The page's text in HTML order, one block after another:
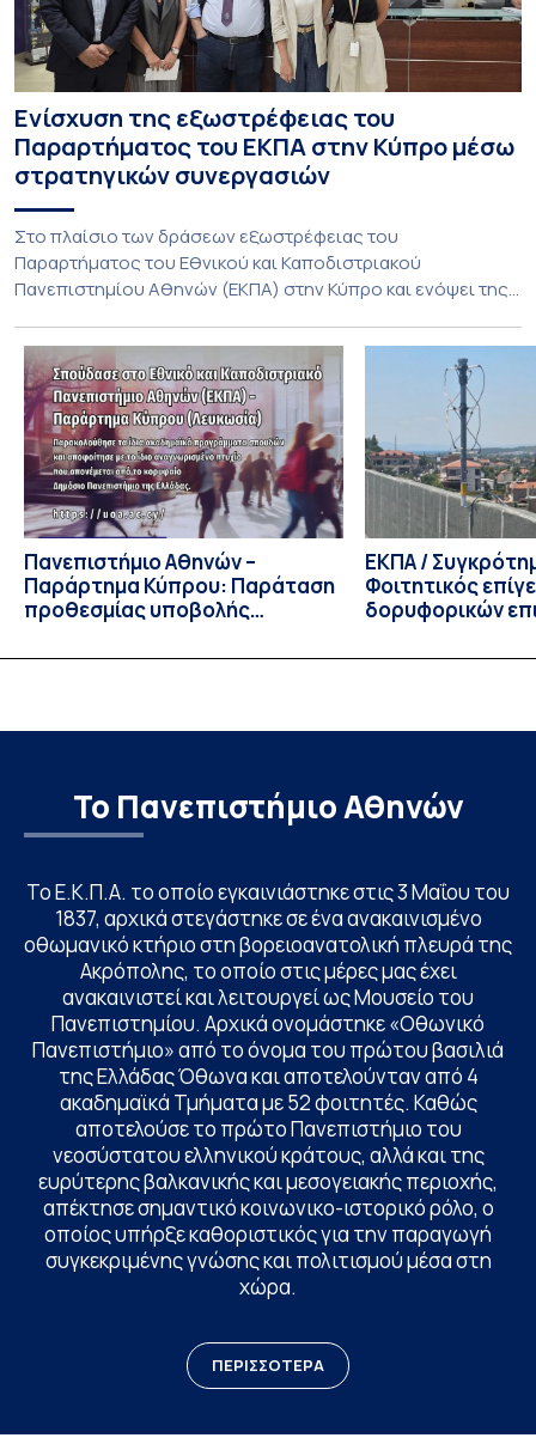
Ενίσχυση της εξωστρέφειας του
Παραρτήματος του ΕΚΠΑ στην Κύπρο μέσω
στρατηγικών συνεργασιών
Στο πλαίσιο των δράσεων εξωστρέφειας του
Παραρτήματος του Εθνικού και Καποδιστριακού
Πανεπιστημίου Αθηνών (ΕΚΠΑ) στην Κύπρο και ενόψει της
Τμήματος Οικονομικών Επιστημών και του Τμήματος
Διοίκησης Επιχειρήσεων και Οργανισμών τον Σεπτέμβριο
του 2026, ο Κοσμήτορας της Σχολής Οικονομικών και
Πολιτικών Επιστημών, Καθηγητής Νικόλαος Ηρειώτης, και ο
Πρόεδρος του Τμήματος […]
Πανεπιστήμιο Αθηνών –
Παράρτημα Κύπρου: Παράταση
προθεσμίας υποβολής
υποψηφίων
ΕΚΠΑ /
Φοιτητικός
δορυφορικών
Το Πανεπιστήμιο Αθηνών
Το Ε.Κ.Π.Α. το οποίο εγκαινιάστηκε στις 3 Μαΐου του
1837, αρχικά στεγάστηκε σε ένα ανακαινισμένο
οθωμανικό κτήριο στη βορειοανατολική πλευρά της
Ακρόπολης, το οποίο στις μέρες μας έχει
ανακαινιστεί και λειτουργεί ως Μουσείο του
Πανεπιστημίου. Αρχικά ονομάστηκε «Οθωνικό
Πανεπιστήμιο» από το όνομα του πρώτου βασιλιά
της Ελλάδας Όθωνα και αποτελούνταν από 4
ακαδημαϊκά Τμήματα με 52 φοιτητές. Καθώς
αποτελούσε το πρώτο Πανεπιστήμιο του
νεοσύστατου ελληνικού κράτους, αλλά και της
ευρύτερης βαλκανικής και μεσογειακής περιοχής,
απέκτησε σημαντικό κοινωνικο-ιστορικό ρόλο, ο
οποίος υπήρξε καθοριστικός για την παραγωγή
συγκεκριμένης γνώσης και πολιτισμού μέσα στη
χώρα.
ΠΕΡΙΣΣΟΤΕΡΑ